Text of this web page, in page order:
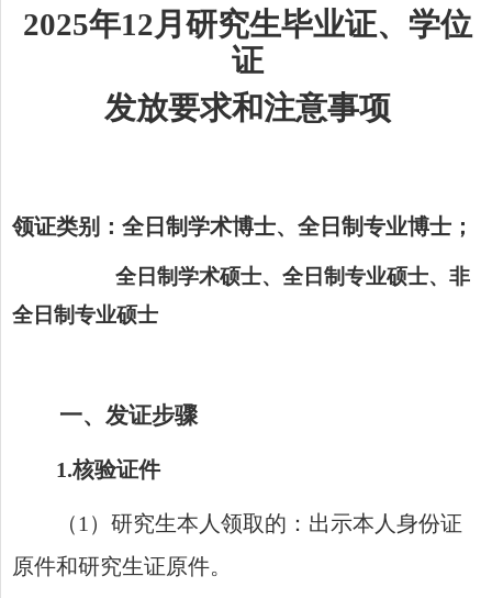
2025年12月 研究生毕业证、学位
证
发放要求和注意事项
领证类别：全日制学术博士、 全日制专业博士；
全日制学术硕士、全日制专业硕士、非
全日制专业硕士
一、发证步骤
1.核验证件
（1 ）研究生本人领取的：出示本人身份证
原件和研究生证原件。